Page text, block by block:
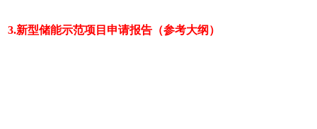
3.新型储能示范项目申请报告（参考大纲）